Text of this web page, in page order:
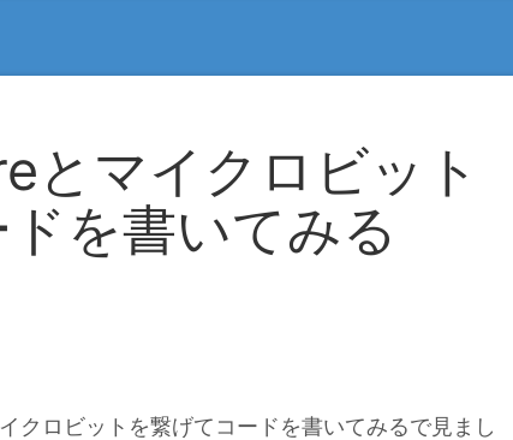
とマイクロビット
を書いてみる
クロビットを繋げてコードを書いてみるで見まし